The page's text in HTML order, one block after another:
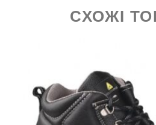
СХОЖІ